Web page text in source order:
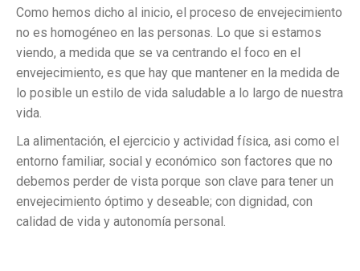
Como hemos dicho al inicio, el proceso de envejecimiento
no es homogéneo en las personas. Lo que si estamos
viendo, a medida que se va centrando el foco en el
envejecimiento, es que hay que mantener en la medida de
lo posible un estilo de vida saludable a lo largo de nuestra
vida.
La alimentación, el ejercicio y actividad física, asi como el
entorno familiar, social y económico son factores que no
debemos perder de vista porque son clave para tener un
envejecimiento óptimo y deseable; con dignidad, con
calidad de vida y autonomía personal.